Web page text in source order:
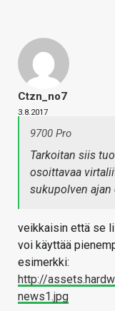
Ctzn_no7
3.8.2017
9700 Pro
Tarkoitan siis
osoittavaa
sukupolven
veikkaisin että se
voi käyttää
esimerkki:
http://
news1.jpg